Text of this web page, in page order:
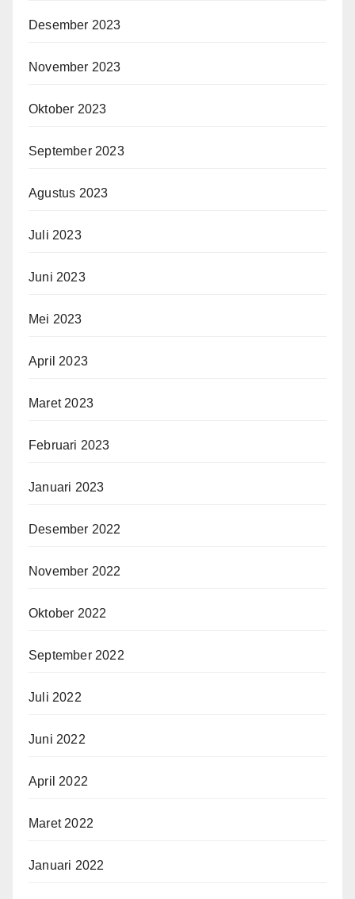
Desember 2023
November 2023
Oktober 2023
September 2023
Agustus 2023
Juli 2023
Juni 2023
Mei 2023
April 2023
Maret 2023
Februari 2023
Januari 2023
Desember 2022
November 2022
Oktober 2022
September 2022
Juli 2022
Juni 2022
April 2022
Maret 2022
Januari 2022